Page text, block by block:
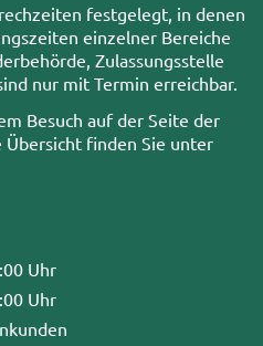
festgelegt, in denen
einzelner Bereiche
Zulassungsstelle
nur mit Termin erreichbar.
Besuch auf der Seite der
finden Sie unter
Uhr
Uhr